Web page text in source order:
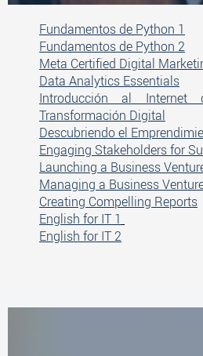
Fundamentos de Python 1
Fundamentos de Python 2
Meta Certified Digital
Data Analytics Essentials
Introducción al
Transformación Digital
Descubriendo el
Engaging Stakeholders for
Launching a Business
Managing a Business
Creating Compelling Reports
English for IT 1
English for IT 2